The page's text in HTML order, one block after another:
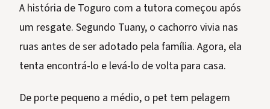
A história de Toguro com a tutora começou após
um resgate. Segundo Tuany, o cachorro vivia nas
ruas antes de ser adotado pela família. Agora, ela
tenta encontrá-lo e levá-lo de volta para casa.
De porte pequeno a médio, o pet tem pelagem